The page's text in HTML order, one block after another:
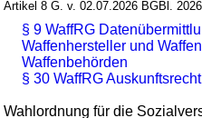
Artikel 8 G. v. 02.07.2026 BGBl.
§ 9 WaffRG
Waffenhersteller und
Waffenbehörden
§ 30 WaffRG
Wahlordnung für die